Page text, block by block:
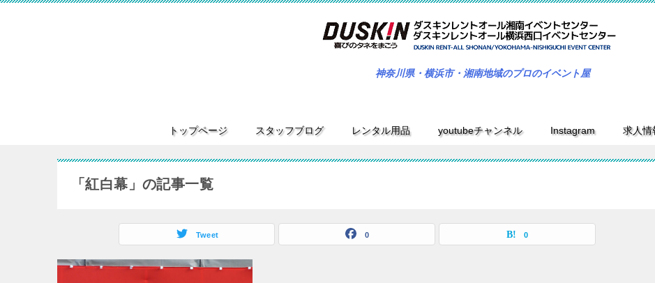
神奈川県・横浜市・湘南地域のプロのイベント屋
トップページ スタッフブログ レンタル用品 youtubeチャンネル Instagram 求人情
「紅白幕」の記事一覧
Tweet 0 0